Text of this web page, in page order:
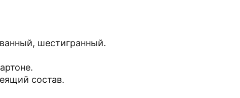
шестигранный.
состав.